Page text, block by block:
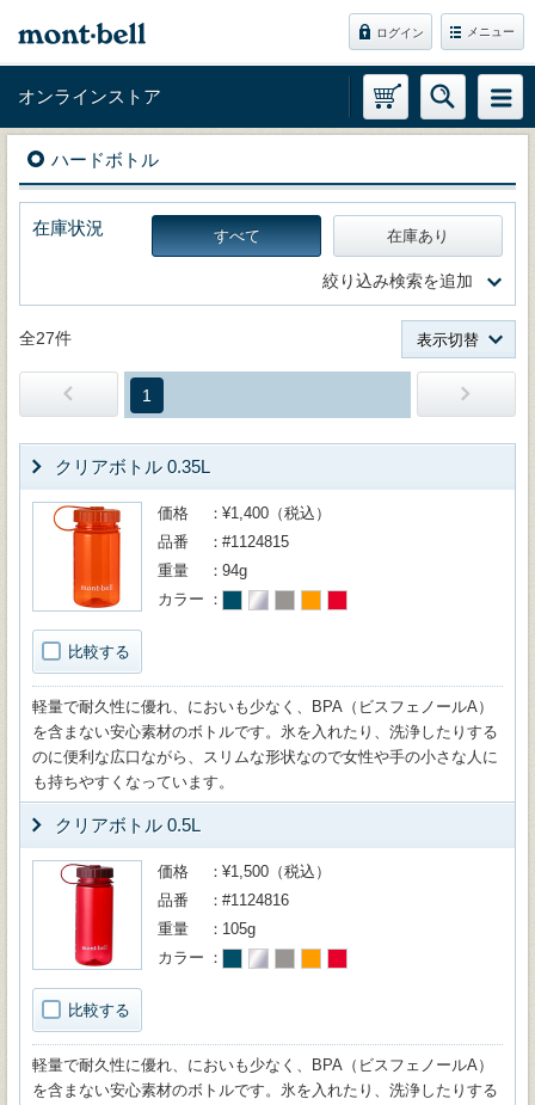
ログイン メニュー
オンラインストア
ハードボトル
在庫状況 すべて 在庫あり
絞り込み検索を追加
全27件 表示切替
1
クリアボトル 0.35L
比較する
価格
¥1,400（税込）
品番
#1124815
重量
94g
カラー
軽量で耐久性に優れ、においも少なく、BPA（ビスフェノールA）
を含まない安心素材のボトルです。氷を入れたり、洗浄したりする
のに便利な広口ながら、スリムな形状なので女性や手の小さな人に
も持ちやすくなっています。
クリアボトル 0.5L
比較する
価格
¥1,500（税込）
品番
#1124816
重量
105g
カラー
軽量で耐久性に優れ、においも少なく、BPA（ビスフェノールA）
を含まない安心素材のボトルです。氷を入れたり、洗浄したりする